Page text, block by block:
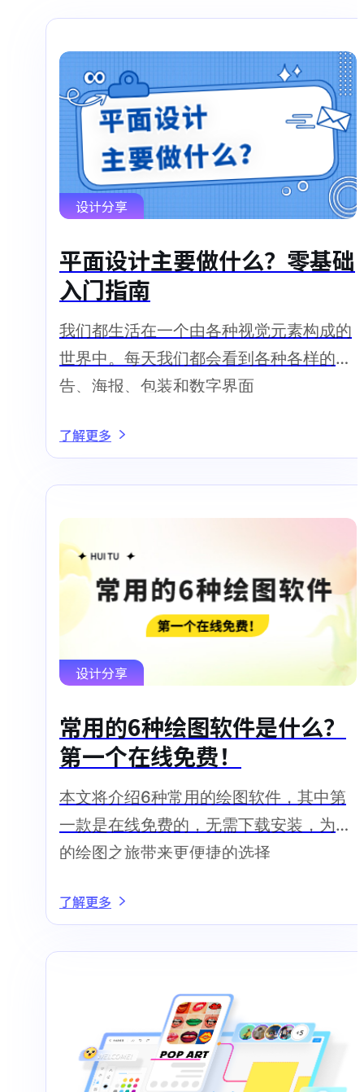
设计分享
平面设计主要做什么？零基础
入门指南
我们都生活在一个由各种视觉元素构成的
世界中。每天我们都会看到各种各样的广
告、海报、包装和数字界面
了解更多
设计分享
常用的6种绘图软件是什么？
第一个在线免费！
本文将介绍6种常用的绘图软件，其中第
一款是在线免费的，无需下载安装，为你
的绘图之旅带来更便捷的选择
了解更多